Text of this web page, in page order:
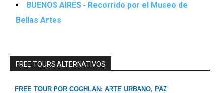
BUENOS AIRES - Recorrido por el Museo de
Bellas Artes
FREE TOURS ALTERNATIVOS
FREE TOUR POR COGHLAN: ARTE URBANO, PAZ